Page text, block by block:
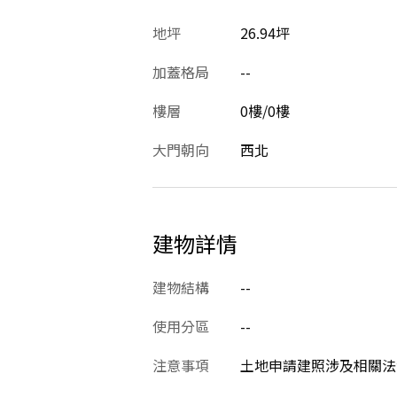
地坪
26.94坪
加蓋格局
--
樓層
0樓/0樓
大門朝向
西北
建物詳情
建物結構
--
使用分區
--
注意事項
土地申請建照涉及相關